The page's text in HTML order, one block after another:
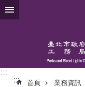
跳到主要內容區塊
:::
:::
首頁 業務資訊